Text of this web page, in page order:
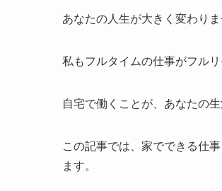
あなたの人生が大きく変わり
私もフルタイムの仕事がフル
自宅で働くことが、あなたの
この記事では、家でできる仕
ます。